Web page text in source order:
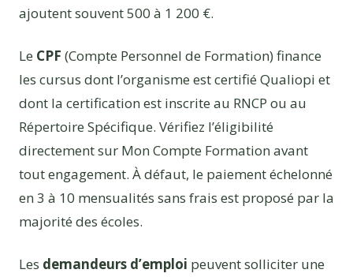
ajoutent souvent 500 à 1 200 €.
Le CPF (Compte Personnel de Formation) finance
les cursus dont l’organisme est certifié Qualiopi et
dont la certification est inscrite au RNCP ou au
Répertoire Spécifique. Vérifiez l’éligibilité
directement sur Mon Compte Formation avant
tout engagement. À défaut, le paiement échelonné
en 3 à 10 mensualités sans frais est proposé par la
majorité des écoles.
Les demandeurs d’emploi peuvent solliciter une